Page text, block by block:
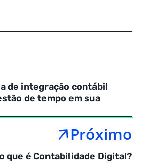
de integração contábil
de tempo em sua
Próximo
que é Contabilidade Digital?